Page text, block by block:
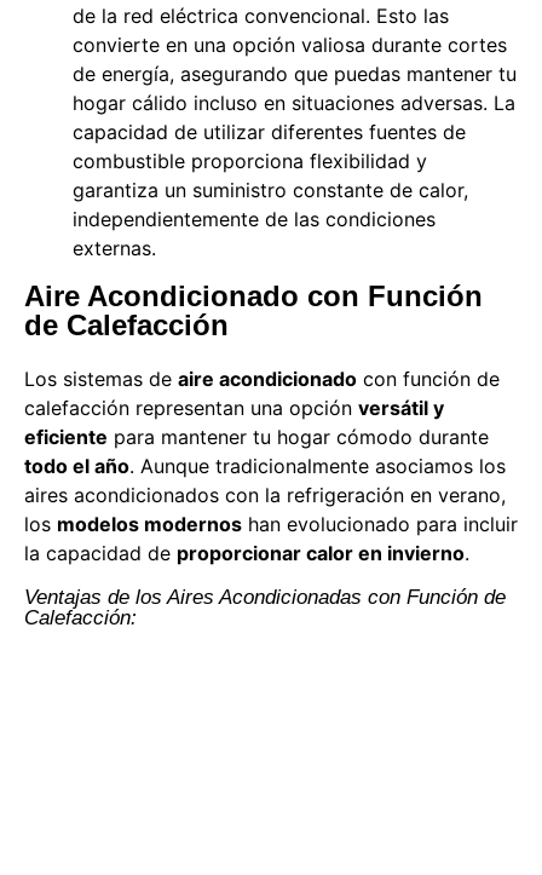
de la red eléctrica convencional. Esto las
convierte en una opción valiosa durante cortes
de energía, asegurando que puedas mantener tu
hogar cálido incluso en situaciones adversas. La
capacidad de utilizar diferentes fuentes de
combustible proporciona flexibilidad y
garantiza un suministro constante de calor,
independientemente de las condiciones
externas.
Aire Acondicionado con Función
de Calefacción
Los sistemas de aire acondicionado con función de
calefacción representan una opción versátil y
eficiente para mantener tu hogar cómodo durante
todo el año. Aunque tradicionalmente asociamos los
aires acondicionados con la refrigeración en verano,
los modelos modernos han evolucionado para incluir
la capacidad de proporcionar calor en invierno.
Ventajas de los Aires Acondicionadas con Función de
Calefacción: